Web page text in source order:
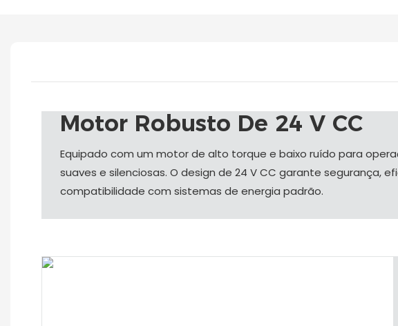
Motor Robusto De 24 V CC
Equipado com um motor de alto torque e baixo ruído para
suaves e silenciosas. O design de 24 V CC garante segurança,
compatibilidade com sistemas de energia padrão.